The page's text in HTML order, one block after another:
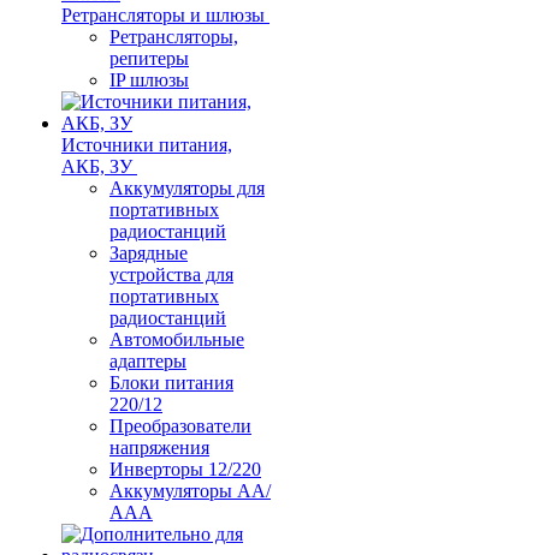
Ретрансляторы и шлюзы
Ретрансляторы,
репитеры
IP шлюзы
Источники питания,
АКБ, ЗУ
Аккумуляторы для
портативных
радиостанций
Зарядные
устройства для
портативных
радиостанций
Автомобильные
адаптеры
Блоки питания
220/12
Преобразователи
напряжения
Инверторы 12/220
Аккумуляторы АА/
ААА